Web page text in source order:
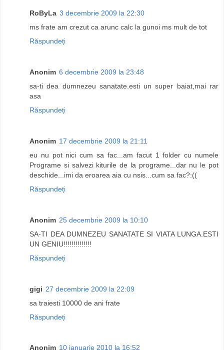
RoByLa 3 decembrie 2009 la 22:30
ms frate am crezut ca arunc calc la gunoi ms mult de tot
Răspundeți
Anonim 6 decembrie 2009 la 23:48
sa-ti dea dumnezeu sanatate.esti un super baiat,mai rar
asa
Răspundeți
Anonim 17 decembrie 2009 la 21:11
eu nu pot nici cum sa fac...am facut 1 folder cu numele
Programe si salvezi kiturile de la programe...dar nu le pot
deschide...imi da eroarea aia cu nsis...cum sa fac?:((
Răspundeți
Anonim 25 decembrie 2009 la 10:10
SA-TI DEA DUMNEZEU SANATATE SI VIATA LUNGA.ESTI
UN GENIU!!!!!!!!!!!!!!
Răspundeți
gigi 27 decembrie 2009 la 22:09
sa traiesti 10000 de ani frate
Răspundeți
Anonim 10 ianuarie 2010 la 16:52